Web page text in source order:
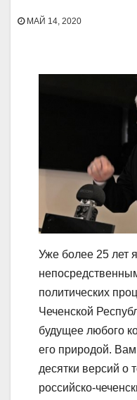
МАЙ 14, 2020
Уже более 25 лет
политических
Чеченской
будущее любого
его природой.
десятки версий о
российско-